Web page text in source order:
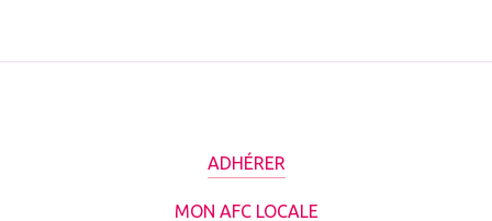
ADHÉRER
MON AFC LOCALE